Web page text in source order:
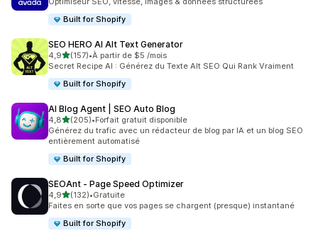
Built for Shopify
SEO HERO AI Alt Text Generator
4,9étoile(s) sur 5
(157)
157 avis au total
•À partir de $5 /mois
Secret Recipe AI : Générez du Texte Alt SEO Qui Rank Vraiment
Built for Shopify
AI Blog Agent | SEO Auto Blog
4,8étoile(s) sur 5
(205)
205 avis au total
•Forfait gratuit disponible
Générez du trafic avec un rédacteur de blog par IA et un blog SEO
entièrement automatisé
Built for Shopify
SEOAnt ‑ Page Speed Optimizer
4,9étoile(s) sur 5
(132)
132 avis au total
•Gratuite
Faites en sorte que vos pages se chargent (presque) instantané
Built for Shopify